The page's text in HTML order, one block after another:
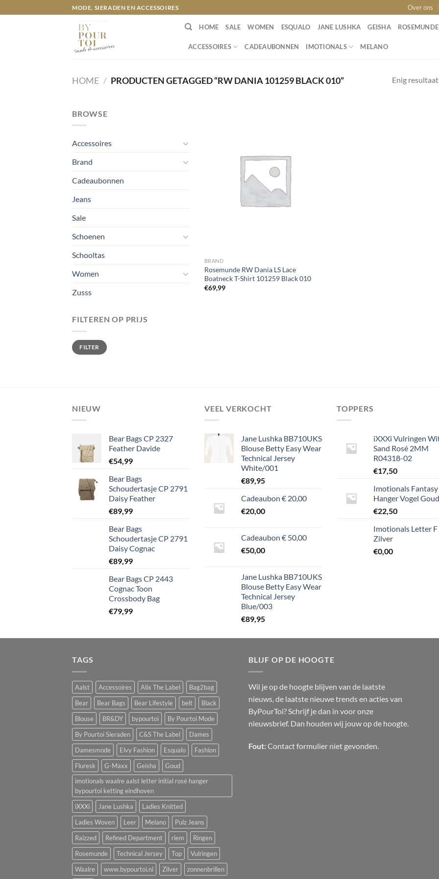
naar
MODE, SIERADEN EN ACCESSOIRES Over ons
HOME SALE WOMEN ESQUALO JANE LUSHKA GEISHA ROSEMUNDE
ACCESSOIRES CADEAUBONNEN IMOTIONALS MELANO
HOME / PRODUCTEN GETAGGED “RW DANIA 101259 BLACK 010” Enig resultaat
BROWSE
Accessoires
Brand
Cadeaubonnen
Jeans
Sale
Schoenen
Schooltas
Women
Zusss
FILTEREN OP PRIJS
Min.
prijs
Max.
prijsFILTER
BRAND
Rosemunde RW Dania LS Lace
Boatneck T-Shirt 101259 Black 010
€69,99
NIEUW
Bear Bags CP 2327
Feather Davide
€54,99
Bear Bags
Schoudertasje CP 2791
Daisy Feather
€89,99
Bear Bags
Schoudertasje CP 2791
Daisy Cognac
€89,99
Bear Bags CP 2443
Cognac Toon
Crossbody Bag
€79,99
VEEL VERKOCHT
Jane Lushka BB710UKS
Blouse Betty Easy Wear
Technical Jersey
White/001
€89,95
Cadeaubon € 20,00
€20,00
Cadeaubon € 50,00
€50,00
Jane Lushka BB710UKS
Blouse Betty Easy Wear
Technical Jersey
Blue/003
€89,95
TOPPERS
iXXXi Vulringen
Sand Rosé 2MM
R04318-02
€17,50
Imotionals Fantasy
Hanger Vogel Goud
€22,50
Imotionals Letter F
Zilver
€0,00
TAGS
Aalst Accessoires Alix The Label
Bag2bag
Bear
Bear Bags Bear Lifestyle belt
Black
Blouse
BR&DY bypourtoi
By Pourtoi Mode
By Pourtoi Sieraden
C&S The Label
Dames
Damesmode
Elvy Fashion Esqualo
Fashion
Fluresk
G-Maxx Geisha
Goud
imotionals waalre aalst letter initial rosé hanger
bypourtoi ketting eindhoven
iXXXi
Jane Lushka
Ladies Knitted
Ladies Woven
Leer Melano
Pulz Jeans
Raizzed
Refined Department riem
Ringen
Rosemunde
Technical Jersey Top
Vulringen
Waalre
www.bypourtoi.nl Zilver zonnenbrillen
BLIJF OP DE HOOGTE
Wil je op de hoogte blijven van de laatste
nieuws, de laatste nieuwe trends en acties van
ByPourToi? Schrijf je dan in voor onze
nieuwsbrief. Dan houden wij jouw op de hoogte.
Fout: Contact formulier niet gevonden.